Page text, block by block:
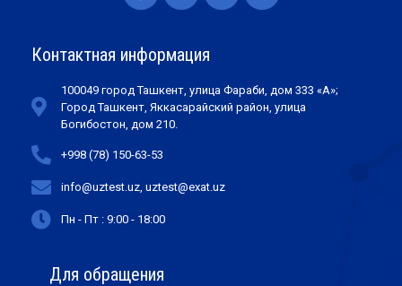
Контактная информация
100049 город Ташкент, улица Фараби, дом 333 «А»;
Город Ташкент, Яккасарайский район, улица
Богибостон, дом 210.
+998 (78) 150-63-53
info@uztest.uz, uztest@exat.uz
Пн - Пт : 9:00 - 18:00
Для обращения